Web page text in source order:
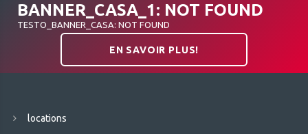
BANNER_CASA_1: NOT FOUND
TESTO_BANNER_CASA: NOT FOUND
EN SAVOIR PLUS!
locations